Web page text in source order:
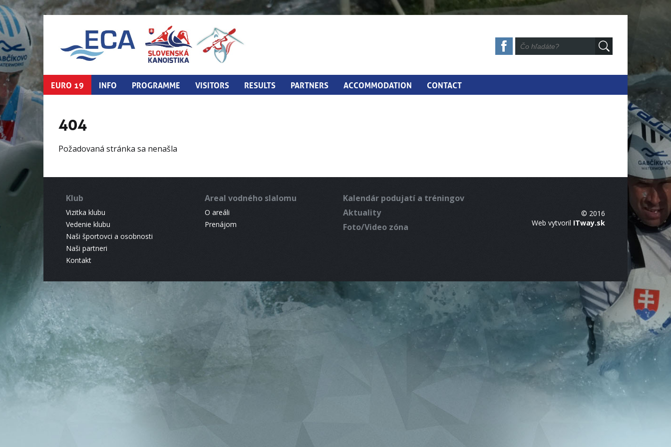
EURO 19 INFO PROGRAMME VISITORS RESULTS PARTNERS ACCOMMODATION CONTACT
404
Požadovaná stránka sa nenašla
Klub
Vizitka klubu
Vedenie klubu
Naši športovci a osobnosti
Naši partneri
Kontakt
Areal vodného slalomu
O areáli
Prenájom
Kalendár podujatí a tréningov
Aktuality
Foto/Video zóna
© 2016
Web vytvoril ITway.sk